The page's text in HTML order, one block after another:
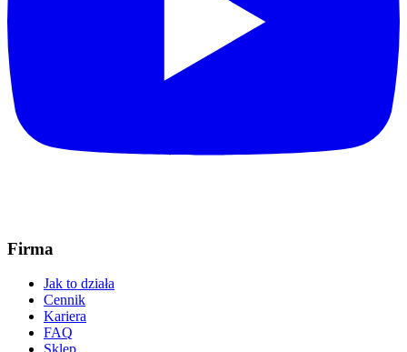
Firma
Jak to działa
Cennik
Kariera
FAQ